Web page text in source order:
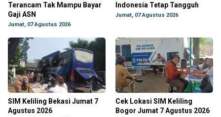
Terancam Tak Mampu Bayar
Gaji ASN
Jumat, 07 Agustus 2026
Indonesia Tetap Tangguh
Jumat, 07 Agustus 2026
SIM Keliling Bekasi Jumat 7
Agustus 2026
Cek Lokasi SIM Keliling
Bogor Jumat 7 Agustus 2026